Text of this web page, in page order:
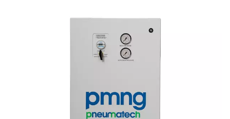
Kehittyneellä kalvoerottimella ja ilman liikkuvia osia
tuottaa tasaisen typpimäärän minimaalisella huollolla, mikä
pitkäaikaisen luotettavuuden.
Helppo ja nopea asentaa